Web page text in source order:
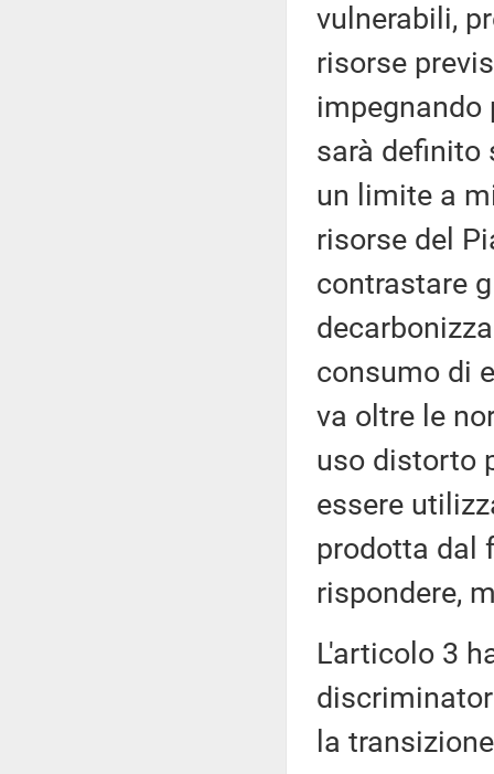
vulnerabili,
risorse
impegnando
sarà definito
un limite a
risorse del
contrastare
consumo di
va oltre le
uso distorto
essere
prodotta dal
rispondere,
L'articolo 3
la